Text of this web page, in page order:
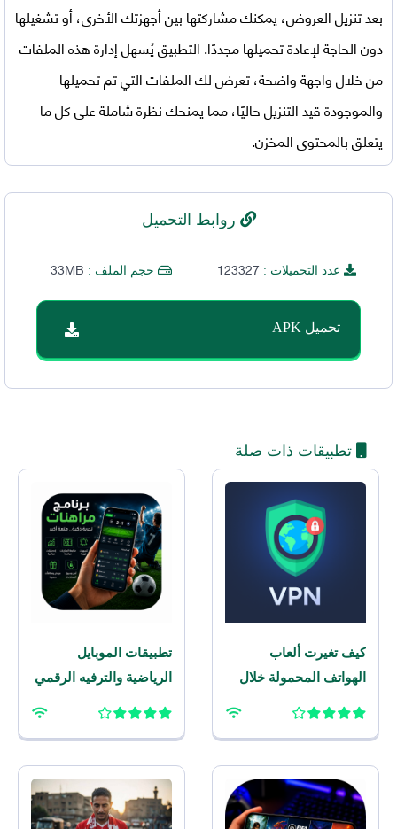
بعد تنزيل العروض، يمكنك مشاركتها بين أجهزتك الأخرى، أو تشغيلها
دون الحاجة لإعادة تحميلها مجددًا. التطبيق يُسهل إدارة هذه الملفات
من خلال واجهة واضحة، تعرض لك الملفات التي تم تحميلها
والموجودة قيد التنزيل حاليًا، مما يمنحك نظرة شاملة على كل ما
يتعلق بالمحتوى المخزن.
روابط التحميل
عدد التحميلات :123327 حجم الملف : 33MB
تحميل APK
تطبيقات ذات صلة
كيف تغيرت ألعاب
الهواتف المحمولة خلال
تطبيقات الموبايل
الرياضية والترفيه الرقمي